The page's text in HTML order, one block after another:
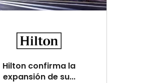
Hilton confirma la
expansión de su...